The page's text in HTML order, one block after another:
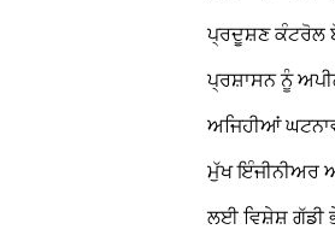
ਪ੍ਰਦੂਸ਼ਣ ਕੰਟਰੋਲ
ਪ੍ਰਸ਼ਾਸਨ ਨੂੰ
ਅਜਿਹੀਆਂ
ਮੁੱਖ ਇੰਜੀਨੀਅਰ
ਲਈ ਵਿਸ਼ੇਸ਼ ਗੱਡੀ